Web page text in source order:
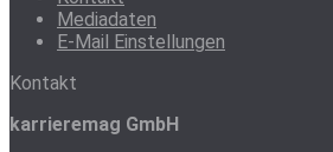
Mediadaten
E-Mail Einstellungen
Kontakt
karrieremag GmbH